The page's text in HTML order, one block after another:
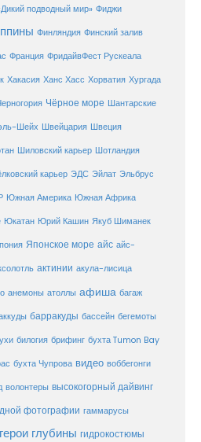
подводный мир» Фиджи
Финляндия Финский залив
Франция ФридайвФест Рускеала
Хакасия Ханс Хасс Хорватия Хургада
Чёрное море Шантарские
Шейх Швейцария Швеция
Шиловский карьер Шотландия
карьер ЭДС Эйлат Эльбрус
Южная Америка Южная Африка
Юкатан Юрий Кашин Якуб Шиманек
Японское море айс айс-
актинии акула-лисица
анемоны атоллы афиша багаж
барракуды бассейн бегемоты
билогия брифинг бухта Tumon Bay
бухта Чупрова видео воббегонги
волонтеры высокогорный дайвинг
фотографии гаммарусы
герои глубины гидрокостюмы